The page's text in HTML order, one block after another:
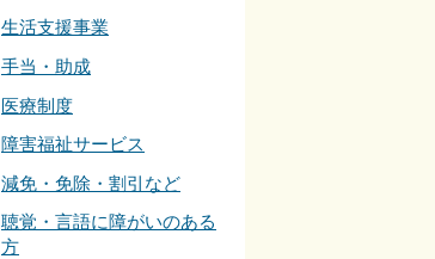
生活支援事業
手当・助成
医療制度
障害福祉サービス
減免・免除・割引など
聴覚・言語に障がいのある
方